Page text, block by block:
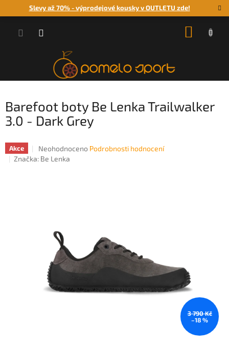
Slevy až 70% - výprodejové kousky v OUTLETU zde!
Barefoot boty Be Lenka Trailwalker
3.0 - Dark Grey
Akce
Průměrné
hodnocení
Neohodnoceno Podrobnosti hodnocení
Značka: Be Lenka
3 790 Kč
–18 %